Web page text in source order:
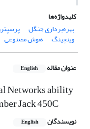
کلیدواژه‌ها
بهره‌برداری جنگل
وینچینگ هوش مصنوعی
عنوان مقاله English
Networks ability
Jack 450C
نویسندگان English